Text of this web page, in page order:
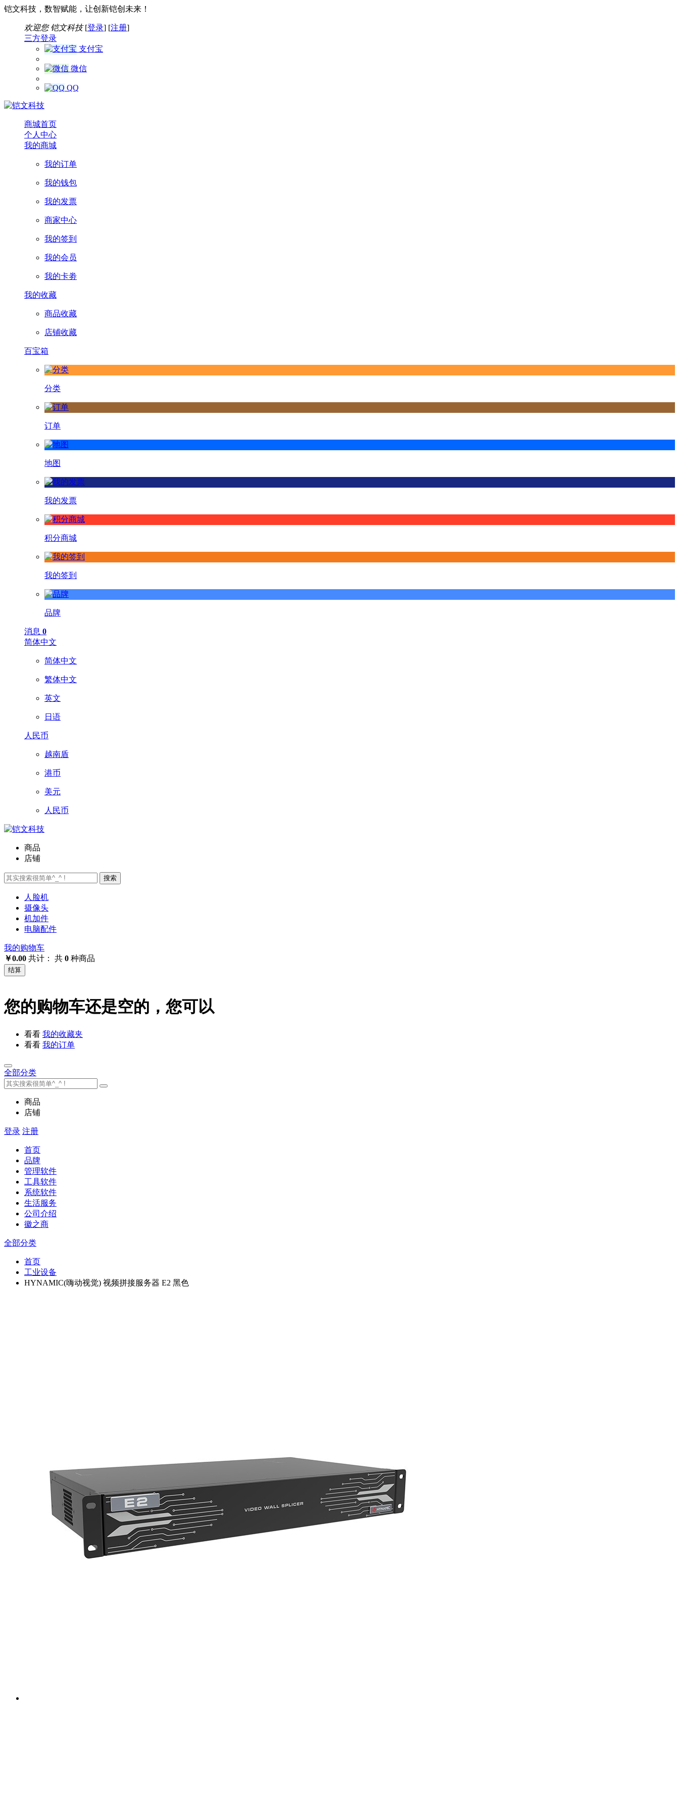
铠文科技，数智赋能，让创新铠创未来！
欢迎您 铠文科技[登录] [注册]
三方登录
支付宝
微信
QQ
商城首页
个人中心
我的商城
我的订单
我的钱包
我的发票
商家中心
我的签到
我的会员
我的卡劵
我的收藏
商品收藏
店铺收藏
百宝箱
分类
订单
地图
我的发票
积分商城
我的签到
品牌
消息 0
简体中文
简体中文
繁体中文
英文
日语
人民币
越南盾
港币
美元
人民币
商品
店铺
搜索
人脸机
摄像头
机加件
电脑配件
我的购物车
￥0.00 共计： 共 0 种商品
结算
您的购物车还是空的，您可以
看看 我的收藏夹
看看 我的订单
全部分类
商品
店铺
登录 注册
首页
品牌
管理软件
工具软件
系统软件
生活服务
公司介绍
徽之商
全部分类
首页
工业设备
HYNAMIC(嗨动视觉) 视频拼接服务器 E2 黑色